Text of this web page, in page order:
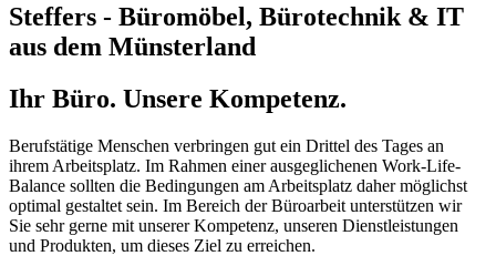
Steffers - Büromöbel, Bürotechnik & IT
aus dem Münsterland
Ihr Büro. Unsere Kompetenz.
Berufstätige Menschen verbringen gut ein Drittel des Tages an
ihrem Arbeitsplatz. Im Rahmen einer ausgeglichenen Work-Life-
Balance sollten die Bedingungen am Arbeitsplatz daher möglichst
optimal gestaltet sein. Im Bereich der Büroarbeit unterstützen wir
Sie sehr gerne mit unserer Kompetenz, unseren Dienstleistungen
und Produkten, um dieses Ziel zu erreichen.